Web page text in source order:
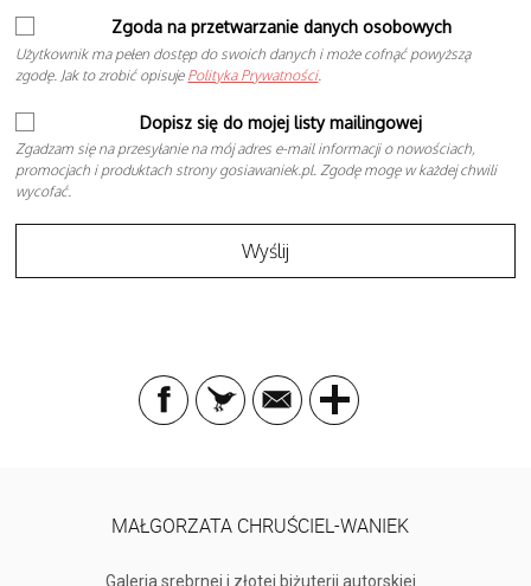
Zgoda na przetwarzanie danych osobowych
Użytkownik ma pełen dostęp do swoich danych i może cofnąć powyższą
zgodę. Jak to zrobić opisuje Polityka Prywatności.
Dopisz się do mojej listy mailingowej
Zgadzam się na przesyłanie na mój adres e-mail informacji o nowościach,
promocjach i produktach strony gosiawaniek.pl. Zgodę mogę w każdej chwili
wycofać.
MAŁGORZATA CHRUŚCIEL-WANIEK
Galeria srebrnej i złotej biżuterii autorskiej